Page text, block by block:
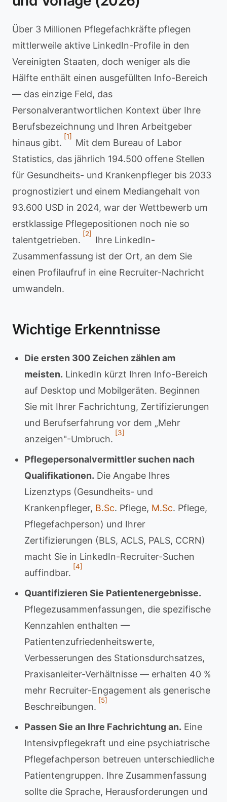
Über 3 Millionen Pflegefachkräfte pflegen
mittlerweile aktive LinkedIn-Profile in den
Vereinigten Staaten, doch weniger als die
Hälfte enthält einen ausgefüllten Info-Bereich
— das einzige Feld, das
Personalverantwortlichen Kontext über Ihre
Berufsbezeichnung und Ihren Arbeitgeber
hinaus gibt.
[1]
Mit dem Bureau of Labor
Statistics, das jährlich 194.500 offene Stellen
für Gesundheits- und Krankenpfleger bis 2033
prognostiziert und einem Mediangehalt von
93.600 USD in 2024, war der Wettbewerb um
erstklassige Pflegepositionen noch nie so
talentgetrieben.
[2]
Ihre LinkedIn-
Zusammenfassung ist der Ort, an dem Sie
einen Profilaufruf in eine Recruiter-Nachricht
umwandeln.
Wichtige Erkenntnisse
Die ersten 300 Zeichen zählen am
meisten. LinkedIn kürzt Ihren Info-Bereich
auf Desktop und Mobilgeräten. Beginnen
Sie mit Ihrer Fachrichtung, Zertifizierungen
und Berufserfahrung vor dem „Mehr
anzeigen"-Umbruch.
[3]
Pflegepersonalvermittler suchen nach
Qualifikationen. Die Angabe Ihres
Lizenztyps (Gesundheits- und
Krankenpfleger, B.Sc. Pflege, M.Sc. Pflege,
Pflegefachperson) und Ihrer
Zertifizierungen (BLS, ACLS, PALS, CCRN)
macht Sie in LinkedIn-Recruiter-Suchen
auffindbar.
[4]
Quantifizieren Sie Patientenergebnisse.
Pflegezusammenfassungen, die spezifische
Kennzahlen enthalten —
Patientenzufriedenheitswerte,
Verbesserungen des Stationsdurchsatzes,
Praxisanleiter-Verhältnisse — erhalten 40 %
mehr Recruiter-Engagement als generische
Beschreibungen.
[5]
Passen Sie an Ihre Fachrichtung an. Eine
Intensivpflegekraft und eine psychiatrische
Pflegefachperson betreuen unterschiedliche
Patientengruppen. Ihre Zusammenfassung
sollte die Sprache, Herausforderungen und